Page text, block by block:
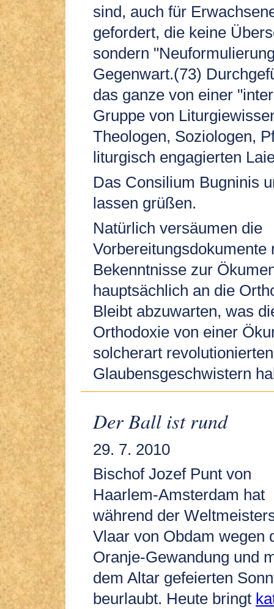
sind, auch für
gefordert, die keine
sondern
Gegenwart.(73)
das ganze von einer
Gruppe von
Theologen, Soziologen,
liturgisch engagierten
Das Consilium Bugninis
lassen grüßen.
Natürlich versäumen die
Vorbereitungsdokumente
Bekenntnisse zur
hauptsächlich an die
Bleibt abzuwarten, was
Orthodoxie von einer
solcherart revolutionierten
Glaubensgeschwistern
Der Ball ist rund
29. 7. 2010
Bischof Jozef Punt von
Haarlem-Amsterdam hat
während der
Vlaar von Obdam wegen
Oranje-Gewandung und
dem Altar gefeierten
beurlaubt. Heute bringt